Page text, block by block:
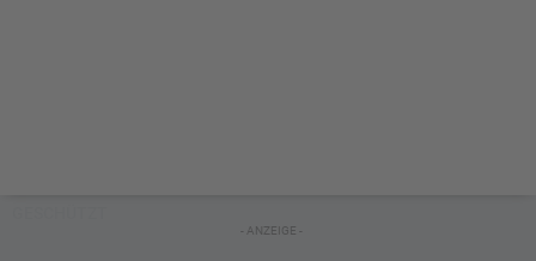
- ANZEIGE -